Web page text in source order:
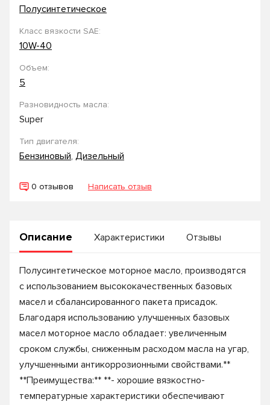
Полусинтетическое
Класс вязкости SAE:
10W-40
Объем:
5
Разновидность масла:
Super
Тип двигателя:
Бензиновый, Дизельный
0 отзывов Написать отзыв
Описание Характеристики Отзывы
Полусинтетическое моторное масло, производятся
с использованием высококачественных базовых
масел и сбалансированного пакета присадок.
Благодаря использованию улучшенных базовых
масел моторное масло обладает: увеличенным
сроком службы, сниженным расходом масла на угар,
улучшенными антикоррозионными свойствами.**
**Преимущества:** **- хорошие вязкостно-
температурные характеристики обеспечивают